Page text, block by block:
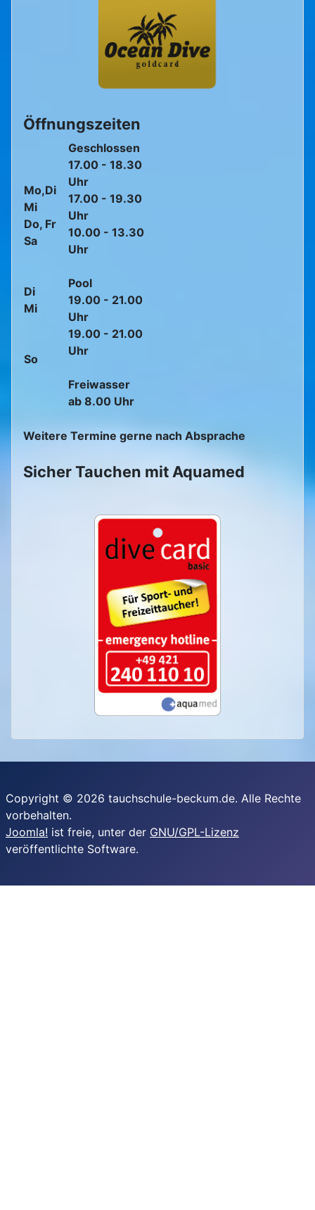
Öffnungszeiten
Mo,Di
Mi
Do, Fr
Sa
Di
Mi
So
Geschlossen
17.00 - 18.30
Uhr
17.00 - 19.30
Uhr
10.00 - 13.30
Uhr
Pool
19.00 - 21.00
Uhr
19.00 - 21.00
Uhr
Freiwasser
ab 8.00 Uhr
Weitere Termine gerne nach Absprache
Sicher Tauchen mit Aquamed
Copyright © 2026 tauchschule-beckum.de. Alle Rechte
vorbehalten.
Joomla! ist freie, unter der GNU/GPL-Lizenz
veröffentlichte Software.